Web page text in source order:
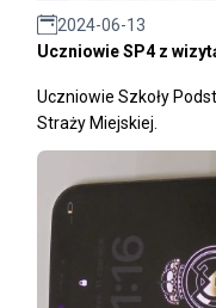
2024-06-13
Uczniowie SP4 z
Uczniowie Szkoły
Straży Miejskiej.